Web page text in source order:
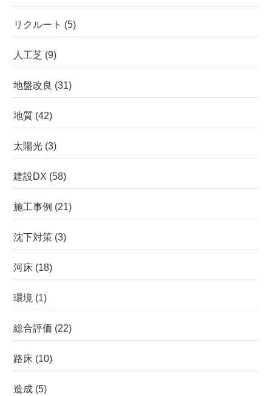
リクルート (5)
人工芝 (9)
地盤改良 (31)
地質 (42)
太陽光 (3)
建設DX (58)
施工事例 (21)
沈下対策 (3)
河床 (18)
環境 (1)
総合評価 (22)
路床 (10)
造成 (5)